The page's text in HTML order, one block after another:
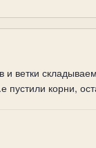
ветки
пустили корни,